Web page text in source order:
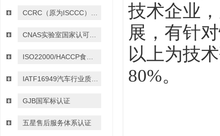
GJB国军标认证
五星售后服务体系认证
技术企业
展，有针
以上为技
80%。